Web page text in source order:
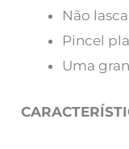
Não
Pincel
Uma